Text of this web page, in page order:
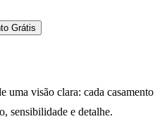
Grátis
uma visão clara: cada casamento
sensibilidade e detalhe.